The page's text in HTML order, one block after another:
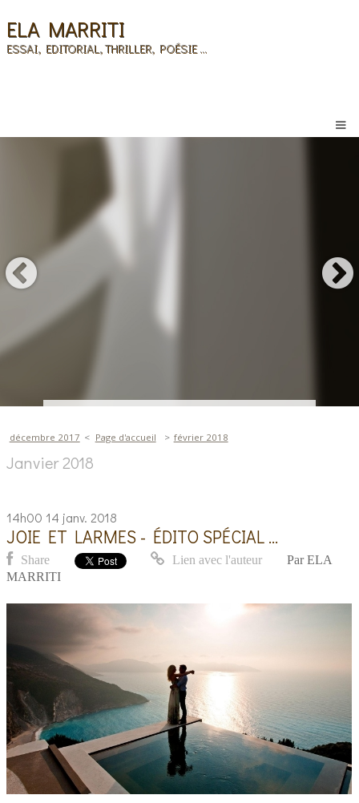
ELA MARRITI
ESSAI, EDITORIAL, THRILLER, POÉSIE ...
décembre 2017 Page d'accueil février 2018
Janvier 2018
14h00 14 janv. 2018
JOIE ET LARMES - ÉDITO SPÉCIAL ...
Share Lien avec l'auteur Par ELA
MARRITI